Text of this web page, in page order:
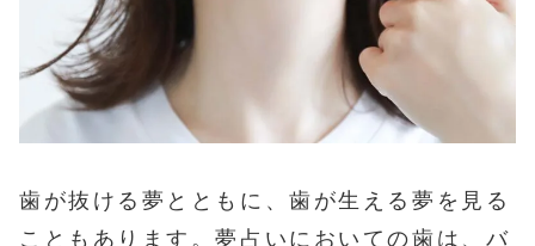
歯が抜ける夢とともに、歯が生える夢を見る
こともあります。夢占いにおいての歯は、バ